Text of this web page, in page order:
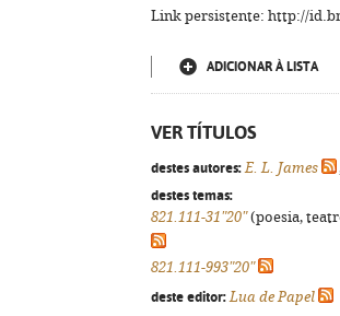
Link persistente: http://
ADICIONAR À LISTA
VER TÍTULOS
destes autores: E. L. James
destes temas:
821.111-31"20"(poesia,
821.111-993"20"
deste editor: Lua de Papel